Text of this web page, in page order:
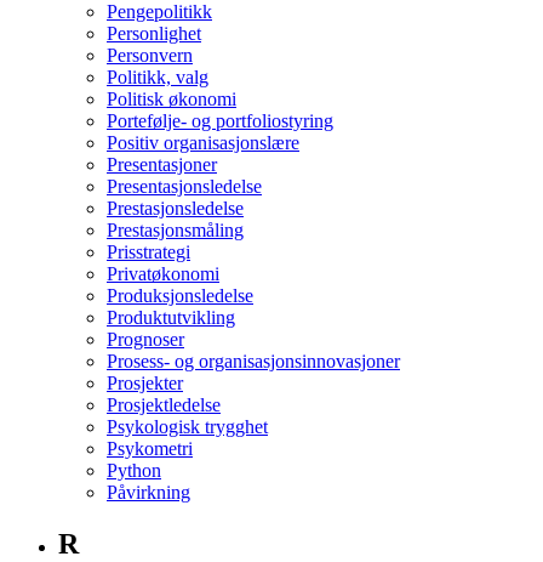
Pengepolitikk
Personlighet
Personvern
Politikk, valg
Politisk økonomi
Portefølje- og portfoliostyring
Positiv organisasjonslære
Presentasjoner
Presentasjonsledelse
Prestasjonsledelse
Prestasjonsmåling
Prisstrategi
Privatøkonomi
Produksjonsledelse
Produktutvikling
Prognoser
Prosess- og organisasjonsinnovasjoner
Prosjekter
Prosjektledelse
Psykologisk trygghet
Psykometri
Python
Påvirkning
R